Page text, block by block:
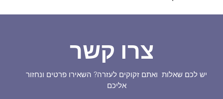
צרו קשר
יש לכם שאלות ואתם זקוקים לעזרה? השאירו פרטים ונחזור
אליכם